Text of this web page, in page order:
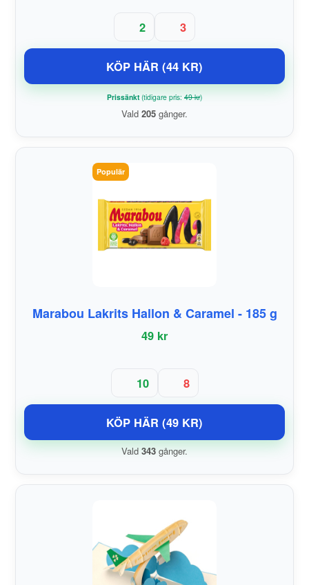
2 3
KÖP HÄR (44 KR)
Prissänkt(tidigare pris: 49 kr)
Vald 205 gånger.
Populär
Marabou Lakrits Hallon & Caramel - 185 g
49 kr
10 8
KÖP HÄR (49 KR)
Vald 343 gånger.